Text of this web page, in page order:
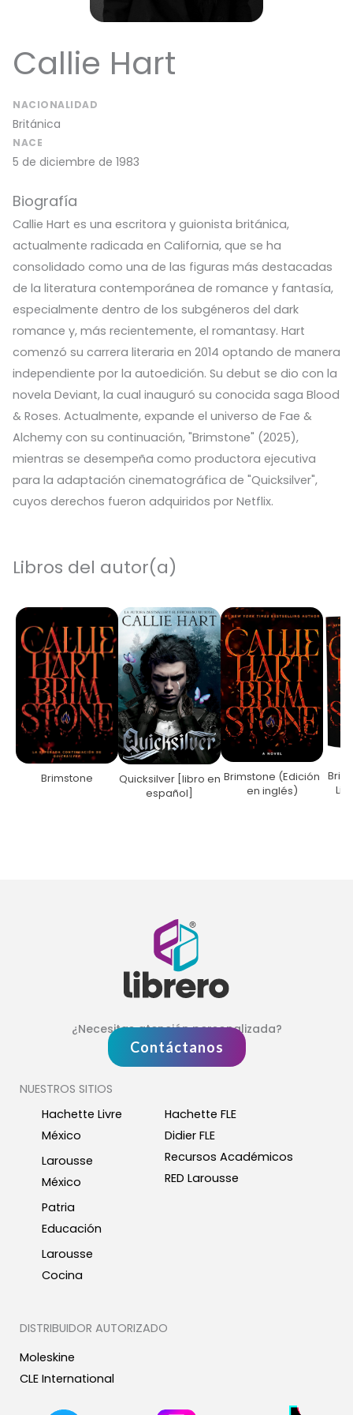
Callie Hart
NACIONALIDAD
Británica
NACE
5 de diciembre de 1983
Biografía
Callie Hart es una escritora y guionista británica,
actualmente radicada en California, que se ha
consolidado como una de las figuras más destacadas
de la literatura contemporánea de romance y fantasía,
especialmente dentro de los subgéneros del dark
romance y, más recientemente, el romantasy. Hart
comenzó su carrera literaria en 2014 optando de manera
independiente por la autoedición. Su debut se dio con la
novela Deviant, la cual inauguró su conocida saga Blood
& Roses. Actualmente, expande el universo de Fae &
Alchemy con su continuación, "Brimstone" (2025),
mientras se desempeña como productora ejecutiva
para la adaptación cinematográfica de "Quicksilver",
cuyos derechos fueron adquiridos por Netflix.
Libros del autor(a)
Brimstone
Quicksilver [libro en
español]
Brimstone (Edición
en inglés)
¿Necesitas atención personalizada?
Contáctanos
NUESTROS SITIOS
Hachette Livre
México
Larousse
México
Patria
Educación
Larousse
Cocina
Hachette FLE
Didier FLE
Recursos Académicos
RED Larousse
DISTRIBUIDOR AUTORIZADO
Moleskine
CLE International